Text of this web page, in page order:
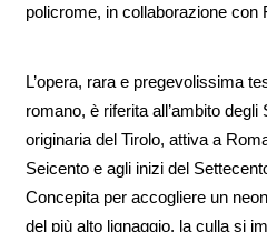
policrome, in collaborazione con
L’opera, rara e pregevolissima
romano, è riferita all’ambito
originaria del Tirolo, attiva a
Seicento e agli inizi del
Concepita per accogliere un
del più alto lignaggio, la culla si